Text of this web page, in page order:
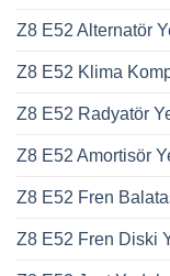
Z8 E52 Alternatör
Z8 E52 Klima
Z8 E52 Radyatör
Z8 E52 Amortisör
Z8 E52 Fren
Z8 E52 Fren Diski